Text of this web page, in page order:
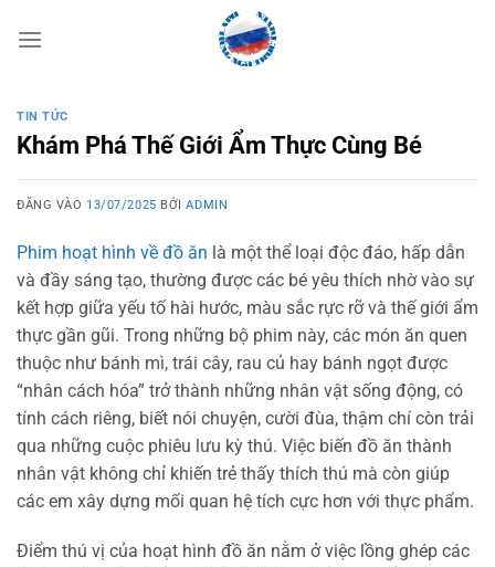
qua
TIN TỨC
Khám Phá Thế Giới Ẩm Thực Cùng Bé
ĐĂNG VÀO 13/07/2025 BỞIADMIN
Phim hoạt hình về đồ ăn là một thể loại độc đáo, hấp dẫn
và đầy sáng tạo, thường được các bé yêu thích nhờ vào sự
kết hợp giữa yếu tố hài hước, màu sắc rực rỡ và thế giới ẩm
thực gần gũi. Trong những bộ phim này, các món ăn quen
thuộc như bánh mì, trái cây, rau củ hay bánh ngọt được
“nhân cách hóa” trở thành những nhân vật sống động, có
tính cách riêng, biết nói chuyện, cười đùa, thậm chí còn trải
qua những cuộc phiêu lưu kỳ thú. Việc biến đồ ăn thành
nhân vật không chỉ khiến trẻ thấy thích thú mà còn giúp
các em xây dựng mối quan hệ tích cực hơn với thực phẩm.
Điểm thú vị của hoạt hình đồ ăn nằm ở việc lồng ghép các